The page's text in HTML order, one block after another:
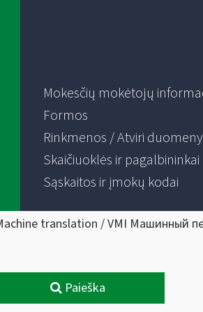
Mokesčių mokėtojų
Formos
Rinkmenos / Atviri
Skaičiuoklės ir pagalbininkai
Sąskaitos ir įmokų kodai
translation / VMI Машинный
Paieška